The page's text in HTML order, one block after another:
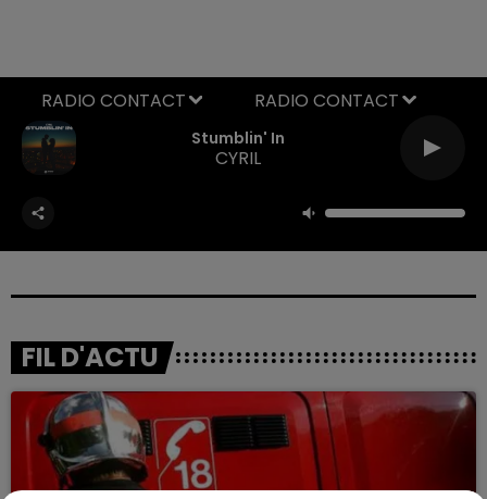
Stumblin' In
CYRIL
RADIO CONTACT
FIL D'ACTU